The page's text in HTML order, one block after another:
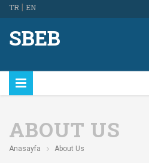
TR | EN
SBEB
ABOUT US
Anasayfa About Us